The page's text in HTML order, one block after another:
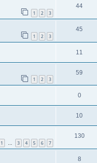
1 2 3
44
1 2 3
45
11
1 2 3
59
0
10
1 … 3 4 5 6 7
130
8